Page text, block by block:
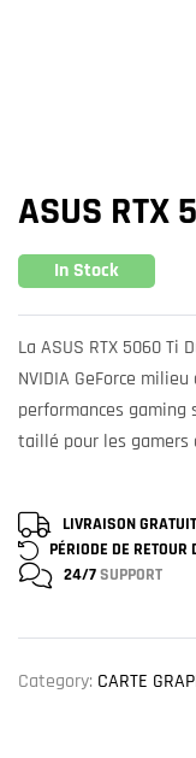
ASUS RTX
In Stock
La ASUS RTX 5060 Ti
NVIDIA GeForce
performances gaming
taillé pour les gamers
LIVRAISON
PÉRIODE DE RETOUR
24/7SUPPORT
Category: CARTE